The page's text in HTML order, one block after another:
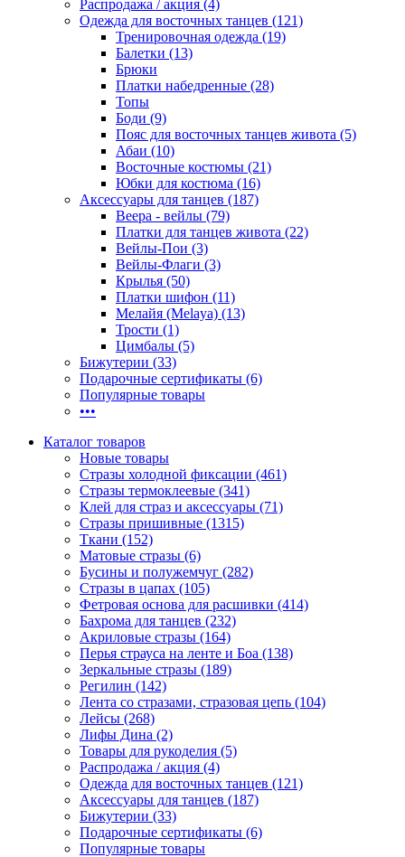
Распродажа / акция (4)
Одежда для восточных танцев (121)
Тренировочная одежда (19)
Балетки (13)
Брюки
Платки набедренные (28)
Топы
Боди (9)
Пояс для восточных танцев живота (5)
Абаи (10)
Восточные костюмы (21)
Юбки для костюма (16)
Аксессуары для танцев (187)
Веера - вейлы (79)
Платки для танцев живота (22)
Вейлы-Пои (3)
Вейлы-Флаги (3)
Крылья (50)
Платки шифон (11)
Мелайя (Melaya) (13)
Трости (1)
Цимбалы (5)
Бижутерии (33)
Подарочные сертификаты (6)
Популярные товары
•••
Каталог товаров
Новые товары
Стразы холодной фиксации (461)
Стразы термоклеевые (341)
Клей для страз и аксессуары (71)
Стразы пришивные (1315)
Ткани (152)
Матовые стразы (6)
Бусины и полужемчуг (282)
Стразы в цапах (105)
Фетровая основа для расшивки (414)
Бахрома для танцев (232)
Акриловые стразы (164)
Перья страуса на ленте и Боа (138)
Зеркальные стразы (189)
Регилин (142)
Лента со стразами, стразовая цепь (104)
Лейсы (268)
Лифы Дина (2)
Товары для рукоделия (5)
Распродажа / акция (4)
Одежда для восточных танцев (121)
Аксессуары для танцев (187)
Бижутерии (33)
Подарочные сертификаты (6)
Популярные товары